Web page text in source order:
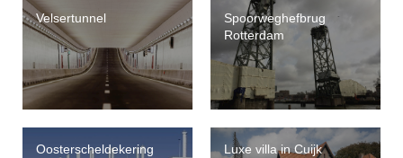
Velsertunnel
Spoorweghefbrug
Rotterdam
Oosterscheldekering Luxe villa in Cuijk